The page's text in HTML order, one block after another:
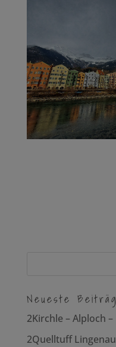
Neueste
2Kirchle – Alploch
2Quelltuff